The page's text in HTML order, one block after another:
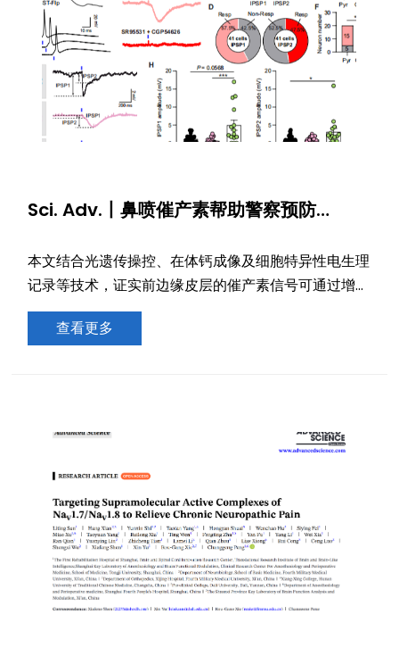
Sci. Adv.丨鼻喷催产素帮助警察预防
惧习得精细神经环路
本文结合光遗传操控、在体钙成像及细胞特异性电生理
记录等技术，证实前边缘皮层的催产素信号可通过增强
SST中间神经元对锥体神经元的局部抑制作用，调控大
脑对恐惧信号的处理过程。
查看更多